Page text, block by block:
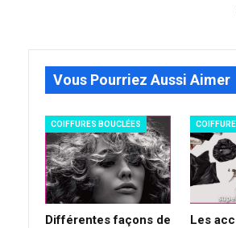
Vous Pourriez Aussi Aimer
COIFFURES BOUCLÉES
Différentes façons de
Les